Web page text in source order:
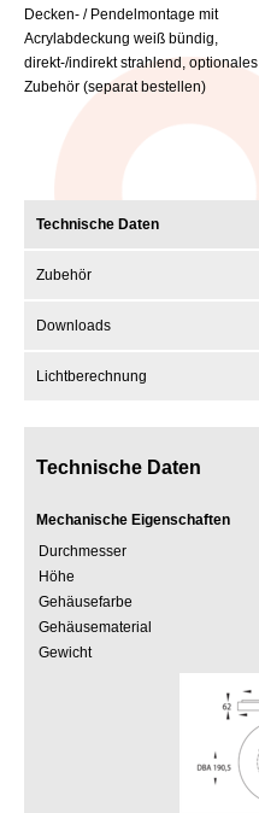
Decken- / Pendelmontage mit
Acrylabdeckung weiß bündig,
direkt-/indirekt strahlend, optionales
Zubehör (separat bestellen)
Technische Daten
Zubehör
Downloads
Lichtberechnung
Technische Daten
Mechanische Eigenschaften
Durchmesser
Höhe
Gehäusefarbe
Gehäusematerial
Gewicht